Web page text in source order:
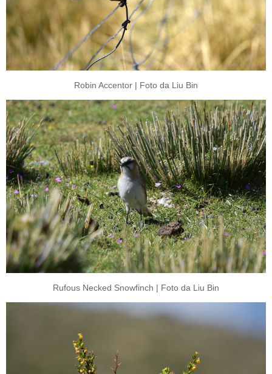
Robin Accentor | Foto da Liu Bin
Rufous Necked Snowfinch | Foto da Liu Bin